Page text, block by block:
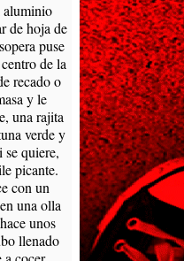
aluminio
de hoja de
puse
de la
recado o
y le
una rajita
verde y
se quiere,
picante.
con un
una olla
unos
llenado